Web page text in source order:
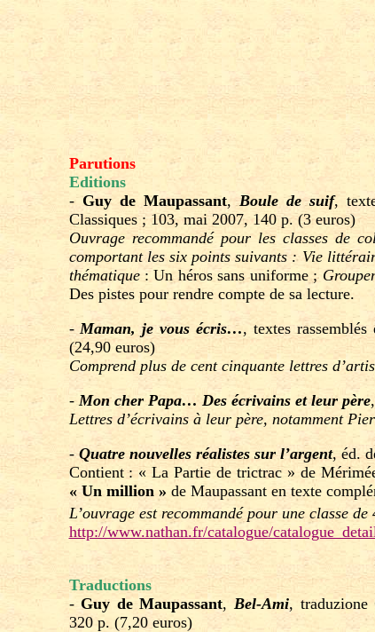
Parutions
Editions
- Guy de Maupassant,Boule de suif,
Classiques ; 103, mai 2007, 140 p. (3 euros)
Ouvrage recommandé pour les classes de
comportant les six points suivants : Vie
thématique: Un héros sans uniforme ;
Des pistes pour rendre compte de sa lecture.
-Maman, je vous écris…, textes rassemblés
(24,90 euros)
Comprend plus de cent cinquante lettres
-Mon cher Papa… Des écrivains et leur père
Lettres d’écrivains à leur père, notamment
- Quatre nouvelles réalistes sur l’argent, éd.
Contient : « La Partie de trictrac » de
« Un million » de Maupassant en texte
L’ouvrage est recommandé pour une classe de
http://www.nathan.fr/catalogue/
Traductions
-Guy de Maupassant,Bel-Ami, traduzione
320 p. (7,20 euros)